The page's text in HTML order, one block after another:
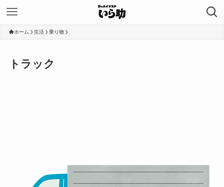
ホーム 生活 乗り物
トラック